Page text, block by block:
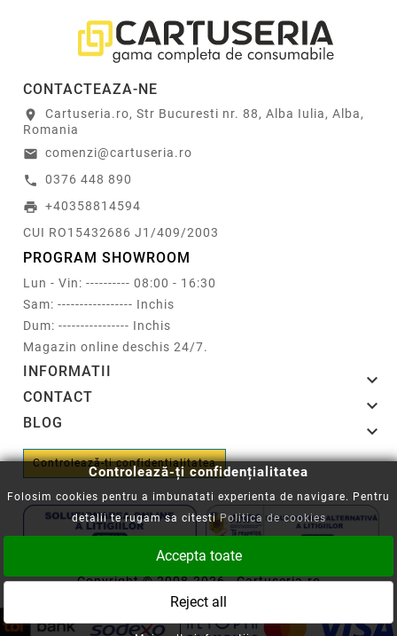
CONTACTEAZA-NE
location_on
Cartuseria.ro, Str Bucuresti nr. 88, Alba Iulia, Alba,
Romania
email comenzi@cartuseria.ro
call 0376 448 890
print +40358814594
CUI RO15432686 J1/409/2003
PROGRAM SHOWROOM
Lun - Vin: ---------- 08:00 - 16:30
Sam: ----------------- Inchis
Dum: ---------------- Inchis
Magazin online deschis 24/7.
INFORMATII 
CONTACT 
BLOG 
Controlează-ți confidențialitatea
Copyright © 2008-2026 - Cartuseria.ro
ANPC||Politica SOL
Controlează-ți confidențialitatea
Folosim cookies pentru a imbunatati experienta de navigare. Pentru
detalii te rugam sa citestiPolitica de cookies
Accepta toate
Reject all